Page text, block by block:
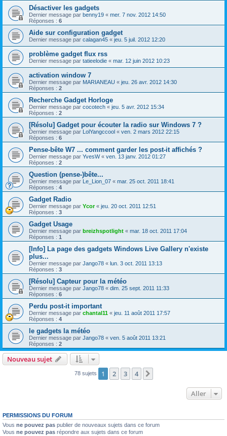
Désactiver les gadgets
Dernier message par benny19 « mer. 7 nov. 2012 14:50
Réponses : 6
Aide sur configuration gadget
Dernier message par calagan45 « jeu. 5 juil. 2012 12:20
problème gadget flux rss
Dernier message par tatieelodie « mar. 12 juin 2012 10:23
activation window 7
Dernier message par MARIANEAU « jeu. 26 avr. 2012 14:30
Réponses : 2
Recherche Gadget Horloge
Dernier message par cocotech « jeu. 5 avr. 2012 15:34
Réponses : 2
[Résolu] Gadget pour écouter la radio sur Windows 7 ?
Dernier message par LolYangccool « ven. 2 mars 2012 22:15
Réponses : 6
Pense-bête W7 ... comment garder les post-it affichés ?
Dernier message par YvesW« ven. 13 janv. 2012 01:27
Réponses : 2
Question (pense-)bête...
Dernier message par Le_Lion_07 « mar. 25 oct. 2011 18:41
Réponses : 4
Gadget Radio
Dernier message par Ycor« jeu. 20 oct. 2011 12:51
Réponses : 3
Gadget Usage
Dernier message par breizhspotlight « mar. 18 oct. 2011 17:04
Réponses : 1
[Info] La page des gadgets Windows Live Gallery n'existe
plus...
Dernier message par Jango78 « lun. 3 oct. 2011 13:13
Réponses : 3
[Résolu] Capteur pour la météo
Dernier message par Jango78 « dim. 25 sept. 2011 11:33
Réponses : 6
Perdu post-it important
Dernier message par chantal11 « jeu. 11 août 2011 17:57
Réponses : 4
le gadgets la météo
Dernier message par Jango78 « ven. 5 août 2011 13:21
Réponses : 2
Nouveau sujet
78 sujets 1 2 3 4
Aller
PERMISSIONS DU FORUM
Vous ne pouvez pas publier de nouveaux sujets dans ce forum
Vous ne pouvez pas répondre aux sujets dans ce forum